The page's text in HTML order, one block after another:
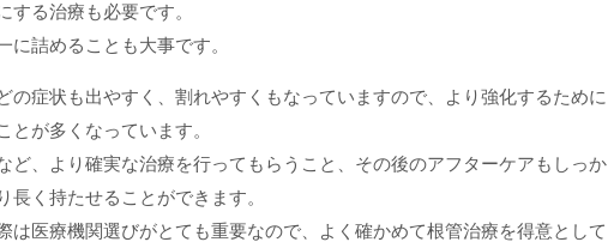
する治療も必要です。
詰めることも大事です。
の症状も出やすく、割れやすくもなっていますので、より強化するために
が多くなっています。
ど、より確実な治療を行ってもらうこと、その後のアフターケアもしっか
長く持たせることができます。
は医療機関選びがとても重要なので、よく確かめて根管治療を得意として